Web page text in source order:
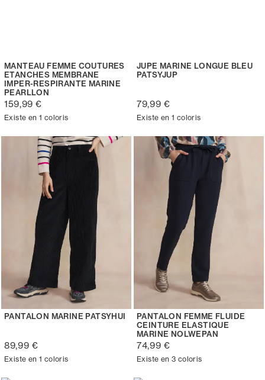
MANTEAU FEMME COUTURES
ETANCHES MEMBRANE
IMPER-RESPIRANTE MARINE
PEARLLON
159,99 €
Existe en 1 coloris
JUPE MARINE LONGUE BLEU
PATSYJUP
79,99 €
Existe en 1 coloris
PANTALON MARINE PATSYHUI
89,99 €
Existe en 1 coloris
PANTALON FEMME FLUIDE
CEINTURE ELASTIQUE
MARINE NOLWEPAN
74,99 €
Existe en 3 coloris